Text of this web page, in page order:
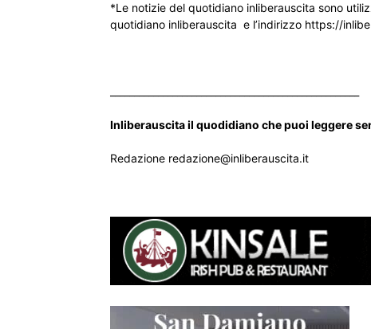
*Le notizie del quotidiano inliberauscita sono
quotidiano inliberauscita e l’indirizzo https://
Inliberauscita il quodidiano che puoi leggere
Redazione redazione@inliberauscita.it